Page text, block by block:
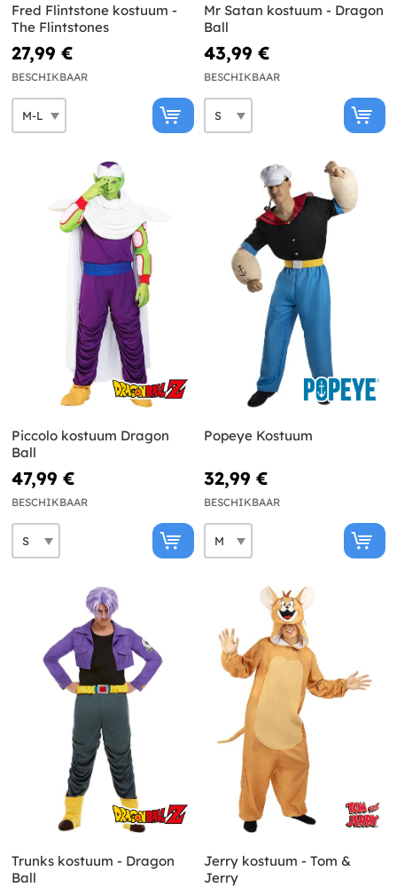
Fred Flintstone kostuum -
The Flintstones
27,99 €
BESCHIKBAAR
Mr Satan kostuum - Dragon
Ball
43,99 €
BESCHIKBAAR
Piccolo kostuum Dragon
Ball
47,99 €
BESCHIKBAAR
Popeye Kostuum
32,99 €
BESCHIKBAAR
Trunks kostuum - Dragon
Ball
Jerry kostuum - Tom &
Jerry